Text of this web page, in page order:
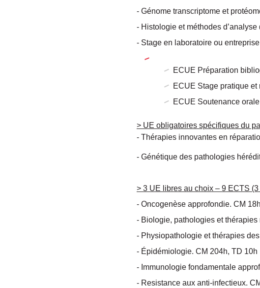
- Génome transcriptome et
- Histologie et méthodes d’analyse
- Stage en laboratoire ou
ECUE Préparation
ECUE Stage pratique et
ECUE Soutenance
> UE obligatoires spécifiques du
- Thérapies innovantes en
- Génétique des pathologies
> 3 UE libres au choix – 9 ECTS
- Oncogenèse approfondie. CM
- Biologie, pathologies et
- Physiopathologie et thérapies
- Épidémiologie. CM 204h, TD 10h
- Immunologie fondamentale
- Resistance aux anti-infectieux.